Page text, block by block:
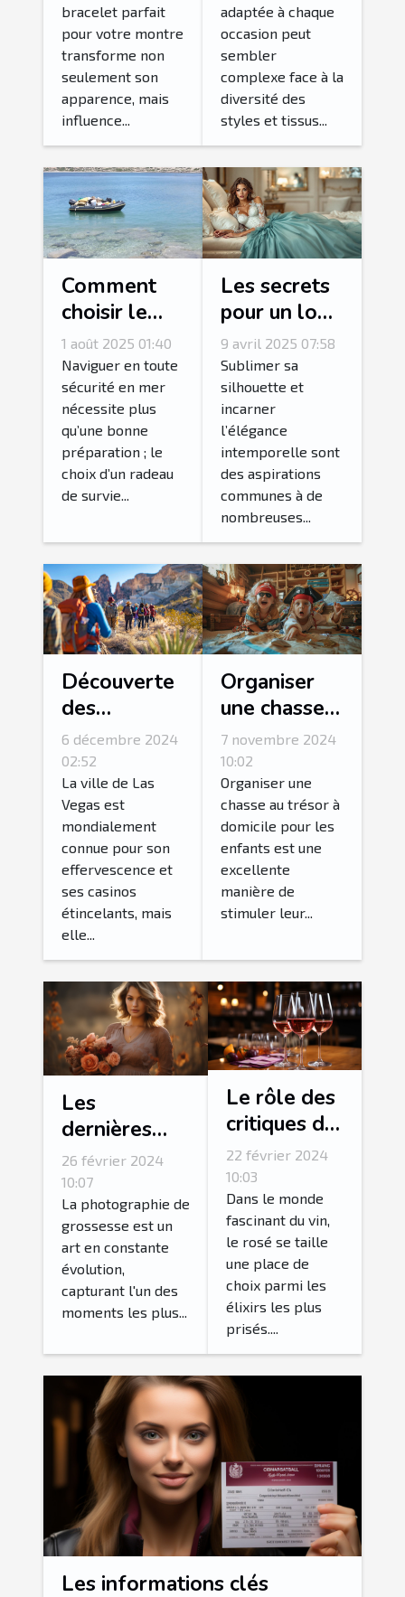
montre ?
bracelet parfait
pour votre montre
transforme non
seulement son
apparence, mais
influence...
occasion ?
adaptée à chaque
occasion peut
sembler
complexe face à la
diversité des
styles et tissus...
Comment
choisir le
bon radeau
de survie
pour votre
équipage ?
1 août 2025 01:40
Naviguer en toute
sécurité en mer
nécessite plus
qu’une bonne
préparation ; le
choix d’un radeau
de survie...
Les secrets
pour un look
glamoureux
avec des
corsets et
bustiers
9 avril 2025 07:58
Sublimer sa
silhouette et
incarner
l’élégance
intemporelle sont
des aspirations
communes à de
nombreuses...
Découverte
des
merveilles
naturelles
autour de
Las Vegas
en excursion
guidée
6 décembre 2024
02:52
La ville de Las
Vegas est
mondialement
connue pour son
effervescence et
ses casinos
étincelants, mais
elle...
Organiser
une chasse
au trésor
thématique
pour enfants
à domicile
7 novembre 2024
10:02
Organiser une
chasse au trésor à
domicile pour les
enfants est une
excellente
manière de
stimuler leur...
Les
dernières
tendances en
matière de
photographie
de grossesse
26 février 2024
10:07
La photographie de
grossesse est un
art en constante
évolution,
capturant l'un des
moments les plus...
Le rôle des
critiques de
vin dans la
valorisation
du rosé
22 février 2024
10:03
Dans le monde
fascinant du vin,
le rosé se taille
une place de
choix parmi les
élixirs les plus
prisés....
Les informations clés